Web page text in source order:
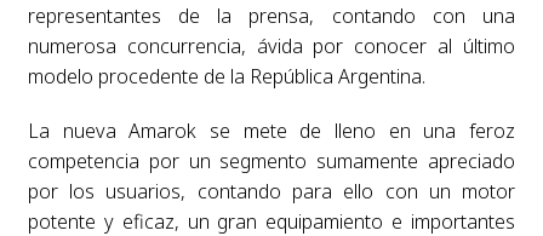
representantes de la prensa, contando con una
numerosa concurrencia, ávida por conocer al último
modelo procedente de la República Argentina.
La nueva Amarok se mete de lleno en una feroz
competencia por un segmento sumamente apreciado
por los usuarios, contando para ello con un motor
potente y eficaz, un gran equipamiento e importantes